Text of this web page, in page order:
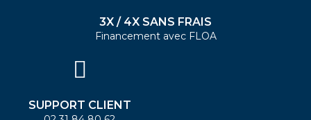
3X / 4X SANS FRAIS
Financement avec FLOA
SUPPORT CLIENT